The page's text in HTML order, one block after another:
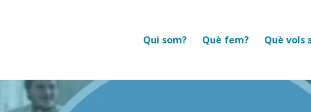
Qui som? Què fem? Què vols